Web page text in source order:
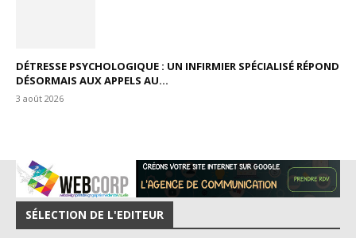
DÉTRESSE PSYCHOLOGIQUE : UN INFIRMIER SPÉCIALISÉ RÉPOND
DÉSORMAIS AUX APPELS AU...
3 août 2026
SÉLECTION DE L'EDITEUR